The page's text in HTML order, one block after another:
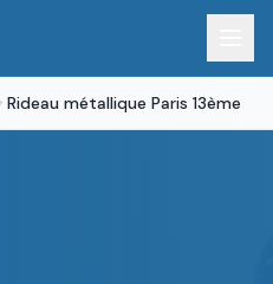
Rideau métallique Paris 13ème